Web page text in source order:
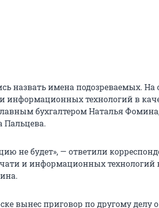
назвать имена подозреваемых. На
информационных технологий в
бухгалтером Наталья
Пальцева.
не будет», — ответили
и информационных технологий
вынес приговор по другому делу о